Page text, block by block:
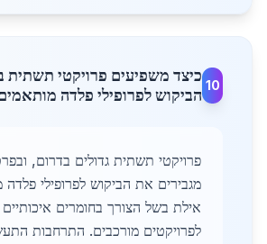
10
כיצד משפיעים פרויקטי תשתית
הביקוש לפרופילי פלדה
פרויקטי תשתית גדולים בדרום,
מגבירים את הביקוש לפרופילי פלדה
אילת בשל הצורך בחומרים איכותיים
לפרויקטים מורכבים. התרחבות